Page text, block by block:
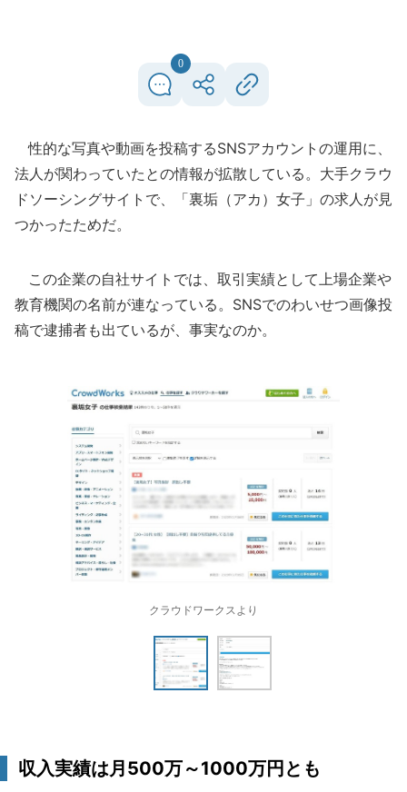
0
性的な写真や動画を投稿するSNSアカウントの運用に、
法人が関わっていたとの情報が拡散している。大手クラウ
ドソーシングサイトで、「裏垢（アカ）女子」の求人が見
つかったためだ。
この企業の自社サイトでは、取引実績として上場企業や
教育機関の名前が連なっている。SNSでのわいせつ画像投
稿で逮捕者も出ているが、事実なのか。
クラウドワークスより
収入実績は月500万～1000万円とも